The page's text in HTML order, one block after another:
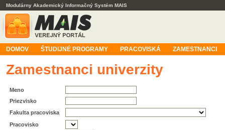
Modulárny Akademický Informačný Systém MAIS
DOMOV ŠTUDIJNÉ PROGRAMY PRACOVISKÁ ZAMESTNANCI
Zamestnanci univerzity
Meno
Priezvisko
Fakulta pracoviska
Pracovisko